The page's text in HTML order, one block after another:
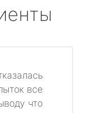
все
что